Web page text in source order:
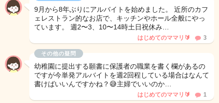
9月から8年ぶりにアルバイトを始めました。 近所のカフ
ェレストラン的なお店で、キッチンやホール全般にやっ
ています。 週2〜3、10〜14時土日祝休み…
はじめてのママリ🔰 3
その他の疑問
幼稚園に提出する願書に保護者の職業を書く欄があるの
ですが今単発アルバイトを週2回程している場合はなんて
書けばいいんですかね？😅主婦でいいのか…
はじめてのママリ🔰 1